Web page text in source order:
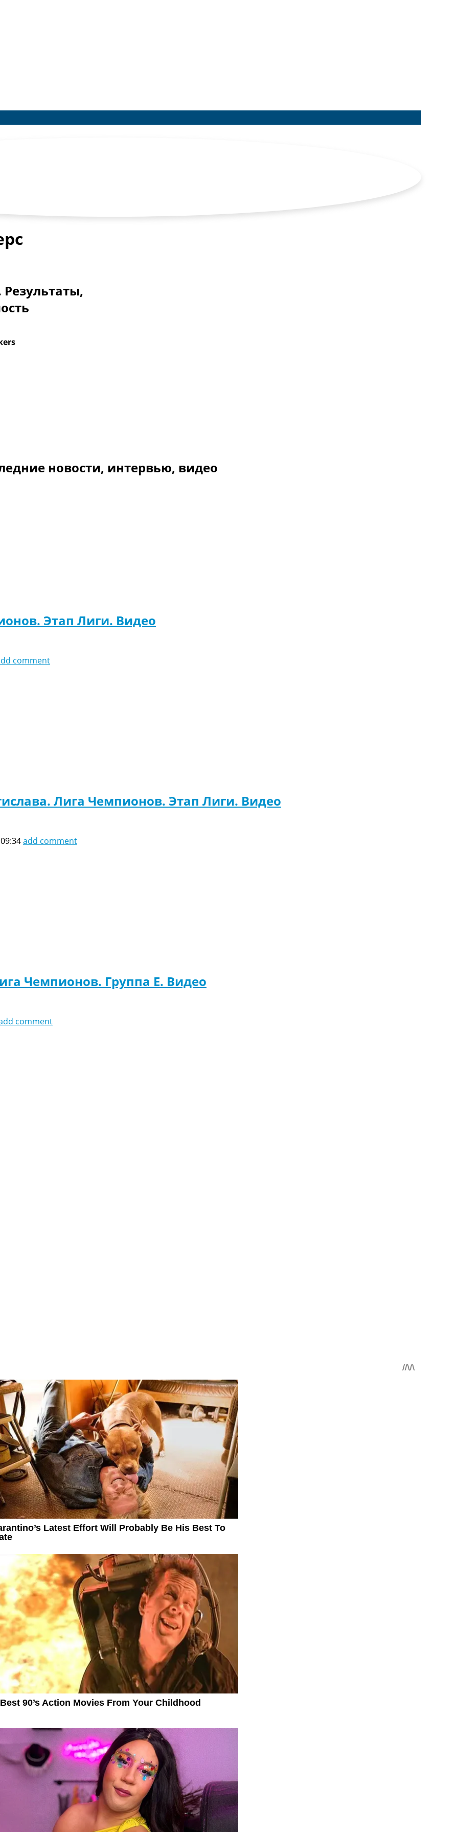
Результаты,
новости, интервью, видео
Этап Лиги. Видео
comment
Лига Чемпионов. Этап Лиги. Видео
add comment
Чемпионов. Группа E. Видео
comment